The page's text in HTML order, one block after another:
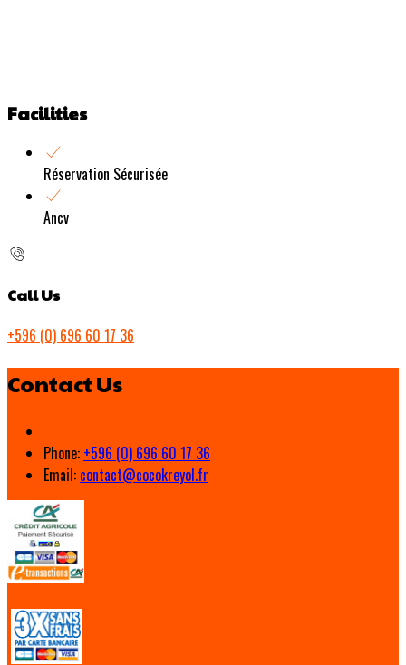
Facilities
Réservation Sécurisée
Ancv
Call Us
+596 (0) 696 60 17 36
Contact Us
Phone: +596 (0) 696 60 17 36
Email: contact@cocokreyol.fr